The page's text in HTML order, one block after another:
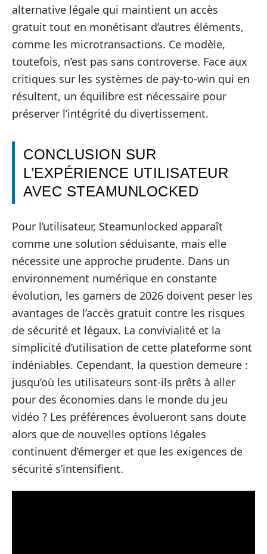
alternative légale qui maintient un accès
gratuit tout en monétisant d’autres éléments,
comme les microtransactions. Ce modèle,
toutefois, n’est pas sans controverse. Face aux
critiques sur les systèmes de pay-to-win qui en
résultent, un équilibre est nécessaire pour
préserver l’intégrité du divertissement.
CONCLUSION SUR
L’EXPÉRIENCE UTILISATEUR
AVEC STEAMUNLOCKED
Pour l’utilisateur, Steamunlocked apparaît
comme une solution séduisante, mais elle
nécessite une approche prudente. Dans un
environnement numérique en constante
évolution, les gamers de 2026 doivent peser les
avantages de l’accès gratuit contre les risques
de sécurité et légaux. La convivialité et la
simplicité d’utilisation de cette plateforme sont
indéniables. Cependant, la question demeure :
jusqu’où les utilisateurs sont-ils prêts à aller
pour des économies dans le monde du jeu
vidéo ? Les préférences évolueront sans doute
alors que de nouvelles options légales
continuent d’émerger et que les exigences de
sécurité s’intensifient.